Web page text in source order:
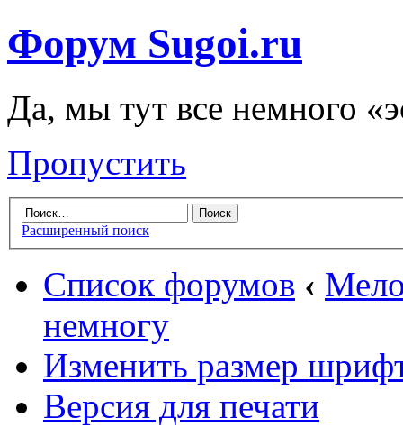
Форум Sugoi.ru
Да, мы тут все немного
Пропустить
Расширенный поиск
Список форумов ‹
немногу
Изменить размер
Версия для печати